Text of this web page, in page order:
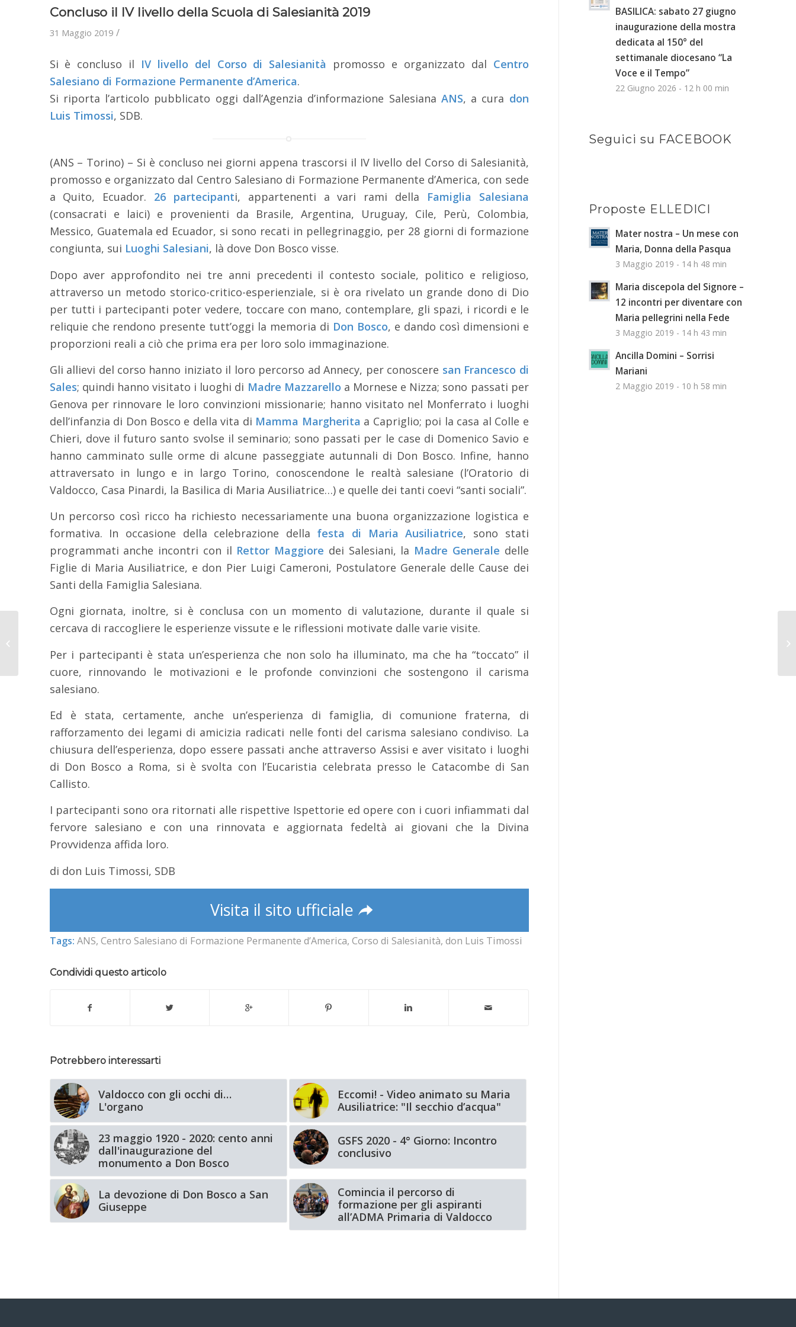
Concluso il IV livello della Scuola di Salesianità 2019
31 Maggio 2019 /
Si è concluso il IV livello del Corso di Salesianità promosso e organizzato dal Centro
Salesiano di Formazione Permanente d’America.
Si riporta l’articolo pubblicato oggi dall’Agenzia d’informazione Salesiana ANS, a cura don
Luis Timossi, SDB.
(ANS – Torino) – Si è concluso nei giorni appena trascorsi il IV livello del Corso di Salesianità,
promosso e organizzato dal Centro Salesiano di Formazione Permanente d’America, con sede
a Quito, Ecuador. 26 partecipanti, appartenenti a vari rami della Famiglia Salesiana
(consacrati e laici) e provenienti da Brasile, Argentina, Uruguay, Cile, Perù, Colombia,
Messico, Guatemala ed Ecuador, si sono recati in pellegrinaggio, per 28 giorni di formazione
congiunta, sui Luoghi Salesiani, là dove Don Bosco visse.
Dopo aver approfondito nei tre anni precedenti il contesto sociale, politico e religioso,
attraverso un metodo storico-critico-esperienziale, si è ora rivelato un grande dono di Dio
per tutti i partecipanti poter vedere, toccare con mano, contemplare, gli spazi, i ricordi e le
reliquie che rendono presente tutt’oggi la memoria di Don Bosco, e dando così dimensioni e
proporzioni reali a ciò che prima era per loro solo immaginazione.
Gli allievi del corso hanno iniziato il loro percorso ad Annecy, per conoscere san Francesco di
Sales; quindi hanno visitato i luoghi di Madre Mazzarello a Mornese e Nizza; sono passati per
Genova per rinnovare le loro convinzioni missionarie; hanno visitato nel Monferrato i luoghi
dell’infanzia di Don Bosco e della vita di Mamma Margherita a Capriglio; poi la casa al Colle e
Chieri, dove il futuro santo svolse il seminario; sono passati per le case di Domenico Savio e
hanno camminato sulle orme di alcune passeggiate autunnali di Don Bosco. Infine, hanno
attraversato in lungo e in largo Torino, conoscendone le realtà salesiane (l’Oratorio di
Valdocco, Casa Pinardi, la Basilica di Maria Ausiliatrice…) e quelle dei tanti coevi “santi sociali”.
Un percorso così ricco ha richiesto necessariamente una buona organizzazione logistica e
formativa. In occasione della celebrazione della festa di Maria Ausiliatrice, sono stati
programmati anche incontri con il Rettor Maggiore dei Salesiani, la Madre Generale delle
Figlie di Maria Ausiliatrice, e don Pier Luigi Cameroni, Postulatore Generale delle Cause dei
Santi della Famiglia Salesiana.
Ogni giornata, inoltre, si è conclusa con un momento di valutazione, durante il quale si
cercava di raccogliere le esperienze vissute e le riflessioni motivate dalle varie visite.
Per i partecipanti è stata un’esperienza che non solo ha illuminato, ma che ha “toccato” il
cuore, rinnovando le motivazioni e le profonde convinzioni che sostengono il carisma
salesiano.
Ed è stata, certamente, anche un’esperienza di famiglia, di comunione fraterna, di
rafforzamento dei legami di amicizia radicati nelle fonti del carisma salesiano condiviso. La
chiusura dell’esperienza, dopo essere passati anche attraverso Assisi e aver visitato i luoghi
di Don Bosco a Roma, si è svolta con l’Eucaristia celebrata presso le Catacombe di San
Callisto.
I partecipanti sono ora ritornati alle rispettive Ispettorie ed opere con i cuori infiammati dal
fervore salesiano e con una rinnovata e aggiornata fedeltà ai giovani che la Divina
Provvidenza affida loro.
di don Luis Timossi, SDB
Visita il sito ufficiale
Tags: ANS, Centro Salesiano di Formazione Permanente d’America, Corso di Salesianità, don Luis Timossi
Condividi questo articolo
Potrebbero interessarti
Valdocco con gli occhi di…
L'organo
Eccomi! - Video animato su Maria
Ausiliatrice: "Il secchio d’acqua"
23 maggio 1920 - 2020: cento anni
dall'inaugurazione del
monumento a Don Bosco
GSFS 2020 - 4° Giorno: Incontro
conclusivo
La devozione di Don Bosco a San
Giuseppe
Comincia il percorso di
formazione per gli aspiranti
all’ADMA Primaria di Valdocco
BASILICA: sabato 27 giugno
inaugurazione della mostra
dedicata al 150° del
settimanale diocesano “La
Voce e il Tempo”
22 Giugno 2026 - 12 h 00 min
Seguici su FACEBOOK
Proposte ELLEDICI
Mater nostra – Un mese con
Maria, Donna della Pasqua
3 Maggio 2019 - 14 h 48 min
Maria discepola del Signore –
12 incontri per diventare con
Maria pellegrini nella Fede
3 Maggio 2019 - 14 h 43 min
Ancilla Domini – Sorrisi
Mariani
2 Maggio 2019 - 10 h 58 min
Ausiliatrice 2019